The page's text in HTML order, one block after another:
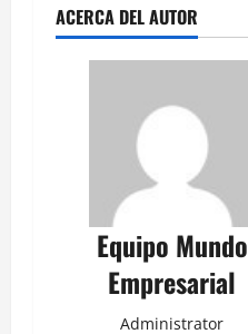
ACERCA DEL AUTOR
Equipo Mundo
Empresarial
Administrator